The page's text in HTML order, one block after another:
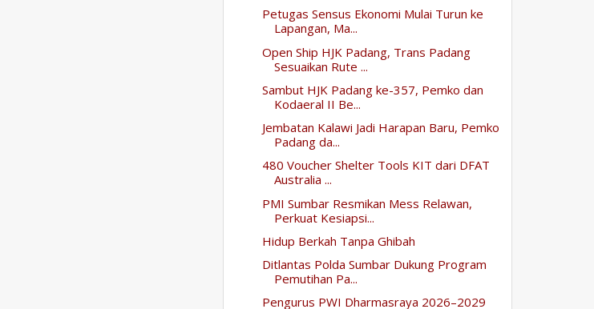
Petugas Sensus Ekonomi Mulai Turun ke
Lapangan, Ma...
Open Ship HJK Padang, Trans Padang
Sesuaikan Rute ...
Sambut HJK Padang ke-357, Pemko dan
Kodaeral II Be...
Jembatan Kalawi Jadi Harapan Baru, Pemko
Padang da...
480 Voucher Shelter Tools KIT dari DFAT
Australia ...
PMI Sumbar Resmikan Mess Relawan,
Perkuat Kesiapsi...
Hidup Berkah Tanpa Ghibah
Ditlantas Polda Sumbar Dukung Program
Pemutihan Pa...
Pengurus PWI Dharmasraya 2026–2029